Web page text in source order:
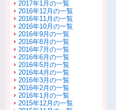
2017年1月の一覧
2016年12月の一覧
2016年11月の一覧
2016年10月の一覧
2016年9月の一覧
2016年8月の一覧
2016年7月の一覧
2016年6月の一覧
2016年5月の一覧
2016年4月の一覧
2016年3月の一覧
2016年2月の一覧
2016年1月の一覧
2015年12月の一覧